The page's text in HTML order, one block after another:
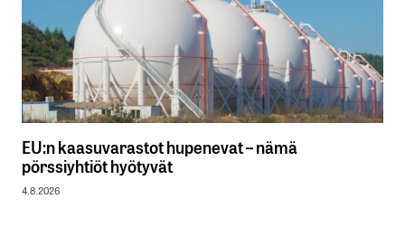
EU:n kaasuvarastot hupenevat – nämä
pörssiyhtiöt hyötyvät
4.8.2026